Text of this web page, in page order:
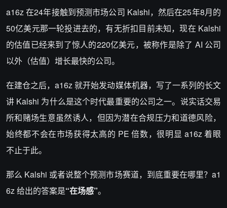
a16z 在24年接触到预测市场公司 Kalshi，然后在25年8月的
50亿美元那一轮投进去的，有无折扣目前未知，现在 Kalshi
的估值已经来到了惊人的220亿美元，被称作是除了 AI 公司
以外 （估值） 增长最快的公司。
在建仓之后，a16z 就开始发动媒体机器，写了一系列的长文
讲 Kalshi 为什么是这个时代最重要的公司之一。说实话交易
所和赌场生意虽然诱人，但因为潜在合规压力和道德风险，
始终都不会在市场获得太高的 PE 倍数，很明显 a16z 着眼
不止于此。
那么 Kalshi 或者说整个预测市场赛道，到底重要在哪里？a1
6z 给出的答案是“在场感”。